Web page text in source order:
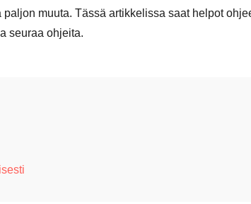
muuta. Tässä artikkelissa saat helpot
seuraa ohjeita.